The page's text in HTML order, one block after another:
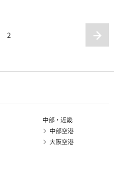
2
中部・近畿
中部空港
大阪空港